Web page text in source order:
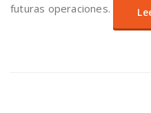
futuras operaciones.